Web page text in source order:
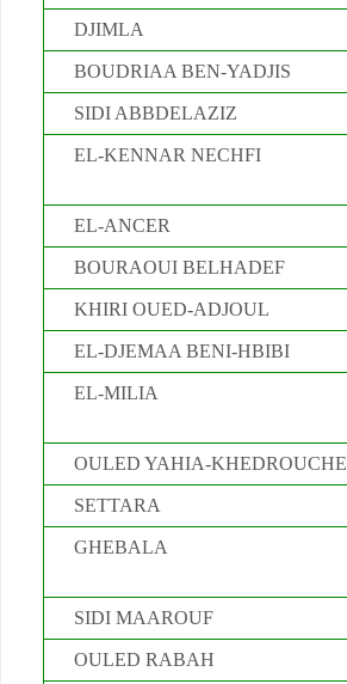
DJIMLA
BOUDRIAA BEN-YADJIS
SIDI ABBDELAZIZ
EL-KENNAR NECHFI
EL-ANCER
BOURAOUI BELHADEF
KHIRI OUED-ADJOUL
EL-DJEMAA BENI-HBIBI
EL-MILIA
OULED YAHIA-KHEDROUCHE
SETTARA
GHEBALA
SIDI MAAROUF
OULED RABAH